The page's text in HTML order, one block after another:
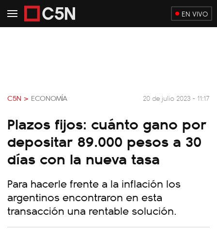
EN VIVO
C5N > ECONOMÍA 20 de julio 2023 - 11:17
Plazos fijos: cuánto gano por
depositar 89.000 pesos a 30
días con la nueva tasa
Para hacerle frente a la inflación los
argentinos encontraron en esta
transacción una rentable solución.